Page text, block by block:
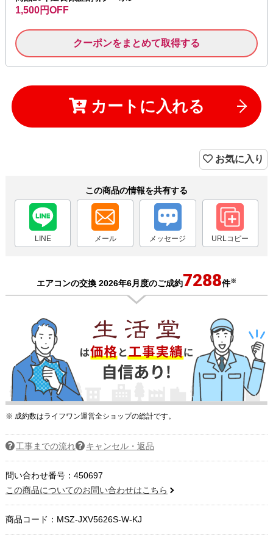
1,500円OFF
クーポンをまとめて取得する
カートに入れる
お気に入り
この商品の情報を共有する
LINE メール メッセージ URLコピー
エアコンの交換 2026年6月度のご成約7288件※
※ 成約数はライフワン運営全ショップの総計です。
工事までの流れ キャンセル・返品
問い合わせ番号：450697
この商品についてのお問い合わせはこちら
商品コード： MSZ-JXV5626S-W-KJ